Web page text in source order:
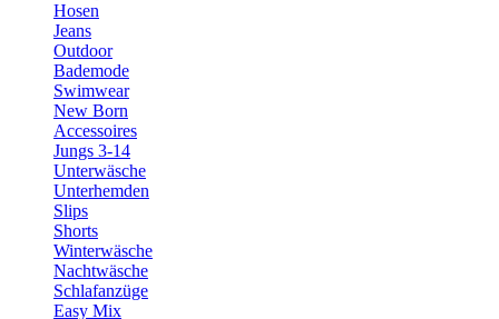
Hosen
Jeans
Outdoor
Bademode
Swimwear
New Born
Accessoires
Jungs 3-14
Unterwäsche
Unterhemden
Slips
Shorts
Winterwäsche
Nachtwäsche
Schlafanzüge
Easy Mix